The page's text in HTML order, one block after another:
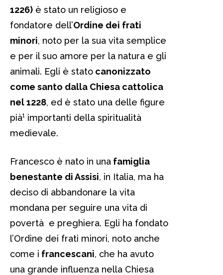
1226) è stato un religioso e
fondatore dell’Ordine dei frati
minori, noto per la sua vita semplice
e per il suo amore per la natura e gli
animali. Egli è stato canonizzato
come santo dalla Chiesa cattolica
nel 1228, ed è stato una delle figure
pià¹ importanti della spiritualità
medievale.
Francesco è nato in una famiglia
benestante di Assisi, in Italia, ma ha
deciso di abbandonare la vita
mondana per seguire una vita di
povertà e preghiera. Egli ha fondato
l’Ordine dei frati minori, noto anche
come i francescani, che ha avuto
una grande influenza nella Chiesa